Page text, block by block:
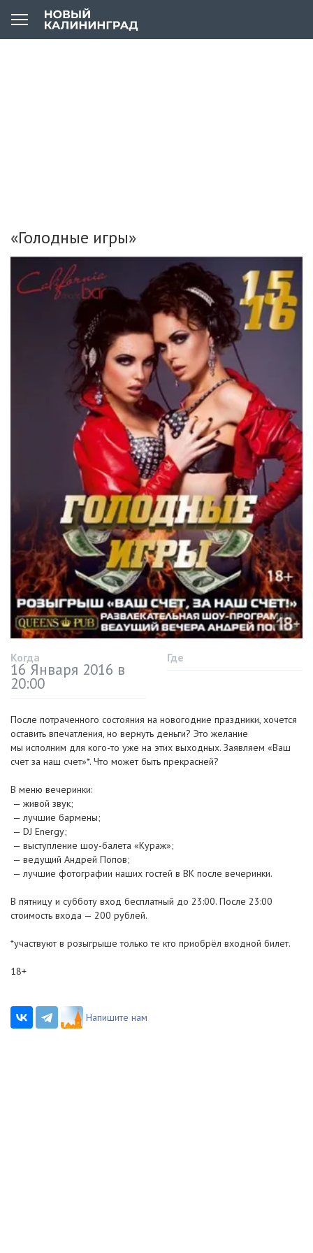
«Голодные игры»
Когда
16 Января 2016 в
20:00
Где
После потраченного состояния на новогодние праздники, хочется
оставить впечатления, но вернуть деньги? Это желание
мы исполним для кого-то уже на этих выходных. Заявляем «Ваш
счет за наш счет»*. Что может быть прекрасней?
В меню вечеринки:
— живой звук;
— лучшие бармены;
— DJ Energy;
— выступление шоу-балета «Кураж»;
— ведущий Андрей Попов;
— лучшие фотографии наших гостей в ВК после вечеринки.
В пятницу и субботу вход бесплатный до 23:00. После 23:00
стоимость входа — 200 рублей.
*участвуют в розыгрыше только те кто приобрёл входной билет.
18+
Напишите нам